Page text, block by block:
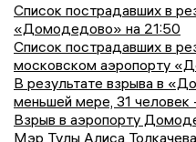
Список пострадавших в
«Домодедово» на 21:50
Список пострадавших в
московском аэропорту
В результате взрыва в
меньшей мере, 31
Взрыв в аэропорту
Мэр Тулы Алиса